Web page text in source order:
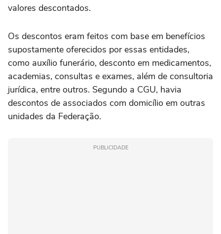
valores descontados.
Os descontos eram feitos com base em benefícios
supostamente oferecidos por essas entidades,
como auxílio funerário, desconto em medicamentos,
academias, consultas e exames, além de consultoria
jurídica, entre outros. Segundo a CGU, havia
descontos de associados com domicílio em outras
unidades da Federação.
PUBLICIDADE